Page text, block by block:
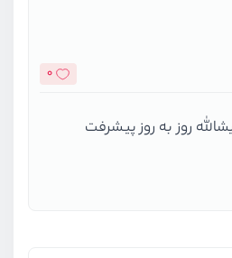
0
روز به روز پیشرفت